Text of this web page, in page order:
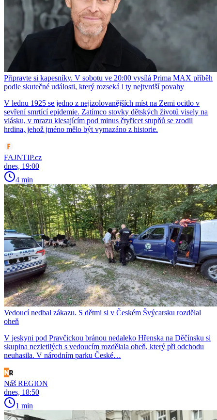
Připravte si kapesníky. V sobotu ve 20:00 vysílá Prima MAX příběh
podle skutečné události, který rozseká i ty nejtvrdší povahy
V lednu 1925 se jedno z nejizolovanějších míst na Zemi ocitlo v
sevření smrtící epidemie. Zatímco stovky dětských životů visely na
vlásku, v mrazu klesajícím pod minus čtyřicet stupňů se zrodil
hrdina, jehož jméno mělo být vymazáno z historie.
FAJNTIP.cz
dnes, 19:00
4 min
Vedoucí nedbal zákazu. S dětmi si v Českém Švýcarsku rozdělal
oheň
V jeskyni pod Pravčickou bránou nedaleko Hřenska na Děčínsku si
skupina nezletilých s vedoucím rozdělala oheň, který při odchodu
neuhasila. V národním parku České…
Náš REGION
dnes, 18:50
1 min